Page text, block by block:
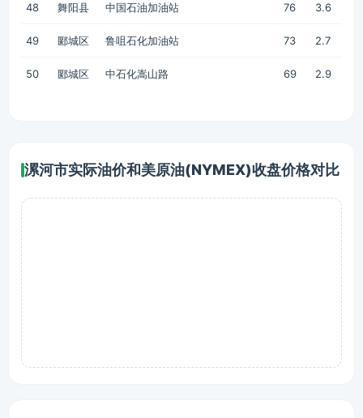
48 舞阳县 中国石油加油站 76 3.6
49 郾城区 鲁咀石化加油站 73 2.7
50 郾城区 中石化嵩山路 69 2.9
漯河市实际油价和美原油(NYMEX)收盘价格对比